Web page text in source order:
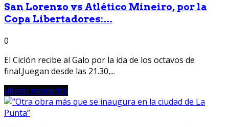
San Lorenzo vs Atlético Mineiro, por la
Copa Libertadores:...
0
El Ciclón recibe al Galo por la ida de los octavos de
final.Juegan desde las 21.30,...
ultimo momento